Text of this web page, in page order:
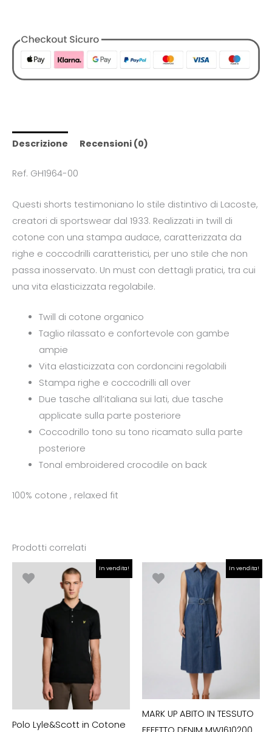
Descrizione Recensioni (0)
Ref. GH1964-00
Questi shorts testimoniano lo stile distintivo di Lacoste,
creatori di sportswear dal 1933. Realizzati in twill di
cotone con una stampa audace, caratterizzata da
righe e coccodrilli caratteristici, per uno stile che non
passa inosservato. Un must con dettagli pratici, tra cui
una vita elasticizzata regolabile.
Twill di cotone organico
Taglio rilassato e confortevole con gambe
ampie
Vita elasticizzata con cordoncini regolabili
Stampa righe e coccodrilli all over
Due tasche all’italiana sui lati, due tasche
applicate sulla parte posteriore
Coccodrillo tono su tono ricamato sulla parte
posteriore
Tonal embroidered crocodile on back
100% cotone , relaxed fit
Prodotti correlati
In vendita!
Polo Lyle&Scott in Cotone
prezzo
originale
€80.00.
Il
prezzo
attuale
è:
€56.00.
In vendita!
MARK UP ABITO IN TESSUTO
prezzo
originale
era:
€120.00.
Il
prezzo
attuale
è:
€84.00.